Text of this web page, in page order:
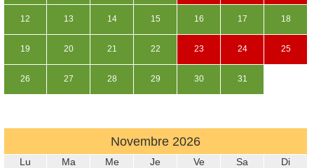
12 13 14 15 16 17 18
19 20 21 22 23 24 25
26 27 28 29 30 31
Novembre 2026
Lu Ma Me Je Ve Sa Di